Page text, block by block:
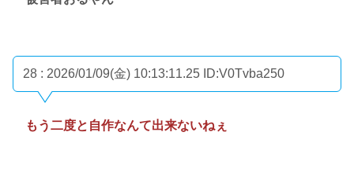
28 : 2026/01/09(金) 10:13:11.25 ID:V0Tvba250
もう二度と自作なんて出来ないねぇ